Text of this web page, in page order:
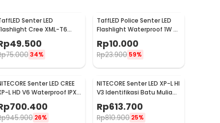
Senter LED
Cree XML-T6
49.500
75.000 34%
TaffLED Police Senter LED
Flashlight Waterproof 1W -
Rp10.000
Rp23.900 59%
Senter LED CREE
L HD V6 Waterproof IPX8
700.400
945.900 26%
NITECORE Senter LED XP-L HI
V3 Identifikasi Batu Mulia
IPX8 500 Lumens - GEM8
Rp613.700
Rp810.900 25%